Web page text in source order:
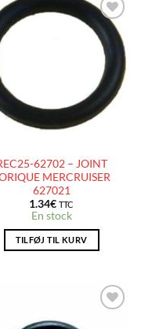
AJOUTER
D’ENVIES
62702 – JOINT
MERCRUISER
627021
1.34€ TTC
En stock
TILFØJ TIL KURV
AJOUTER